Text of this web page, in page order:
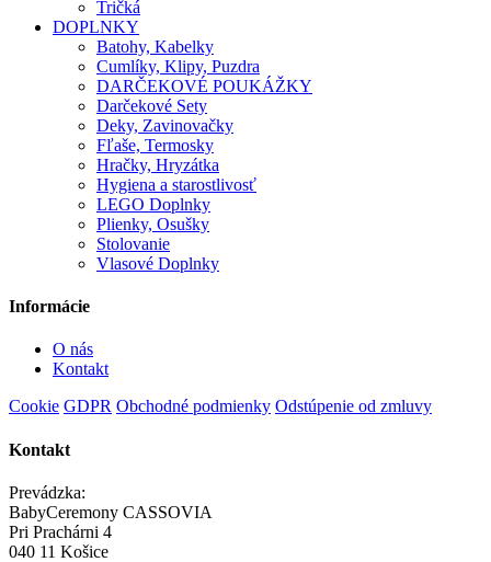
Tričká
DOPLNKY
Batohy, Kabelky
Cumlíky, Klipy, Puzdra
DARČEKOVÉ POUKÁŽKY
Darčekové Sety
Deky, Zavinovačky
Fľaše, Termosky
Hračky, Hryzátka
Hygiena a starostlivosť
LEGO Doplnky
Plienky, Osušky
Stolovanie
Vlasové Doplnky
Informácie
O nás
Kontakt
Cookie GDPR Obchodné podmienky Odstúpenie od zmluvy
Kontakt
Prevádzka:
BabyCeremony CASSOVIA
Pri Prachárni 4
040 11 Košice